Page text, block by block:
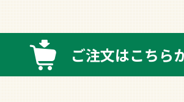
ご注文はこちら